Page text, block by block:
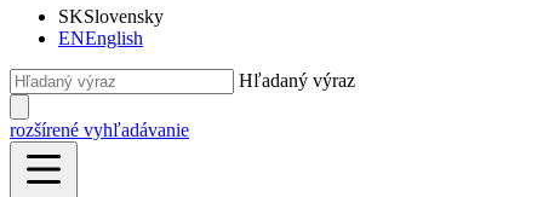
SKSlovensky
ENEnglish
Hľadaný výraz
rozšírené vyhľadávanie